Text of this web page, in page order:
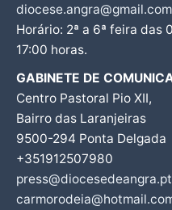
diocese.angra@gmail.com
Horário: 2ª a 6ª feira das
17:00 horas.
GABINETE DE
Centro Pastoral Pio XII,
Bairro das Laranjeiras
9500-294 Ponta Delgada
+351912507980
press@diocesedeangra.pt